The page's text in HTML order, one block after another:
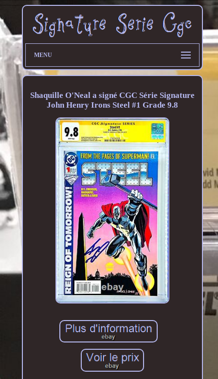
MENU
Shaquille O'Neal a signé CGC Série Signature
John Henry Irons Steel #1 Grade 9.8